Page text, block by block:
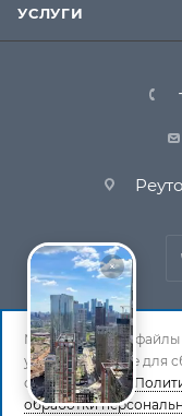
УСЛУГИ
© 1994-2026
копировании
Мы используем файлы
удобнее, а также для
соглашаетесь с
обработки